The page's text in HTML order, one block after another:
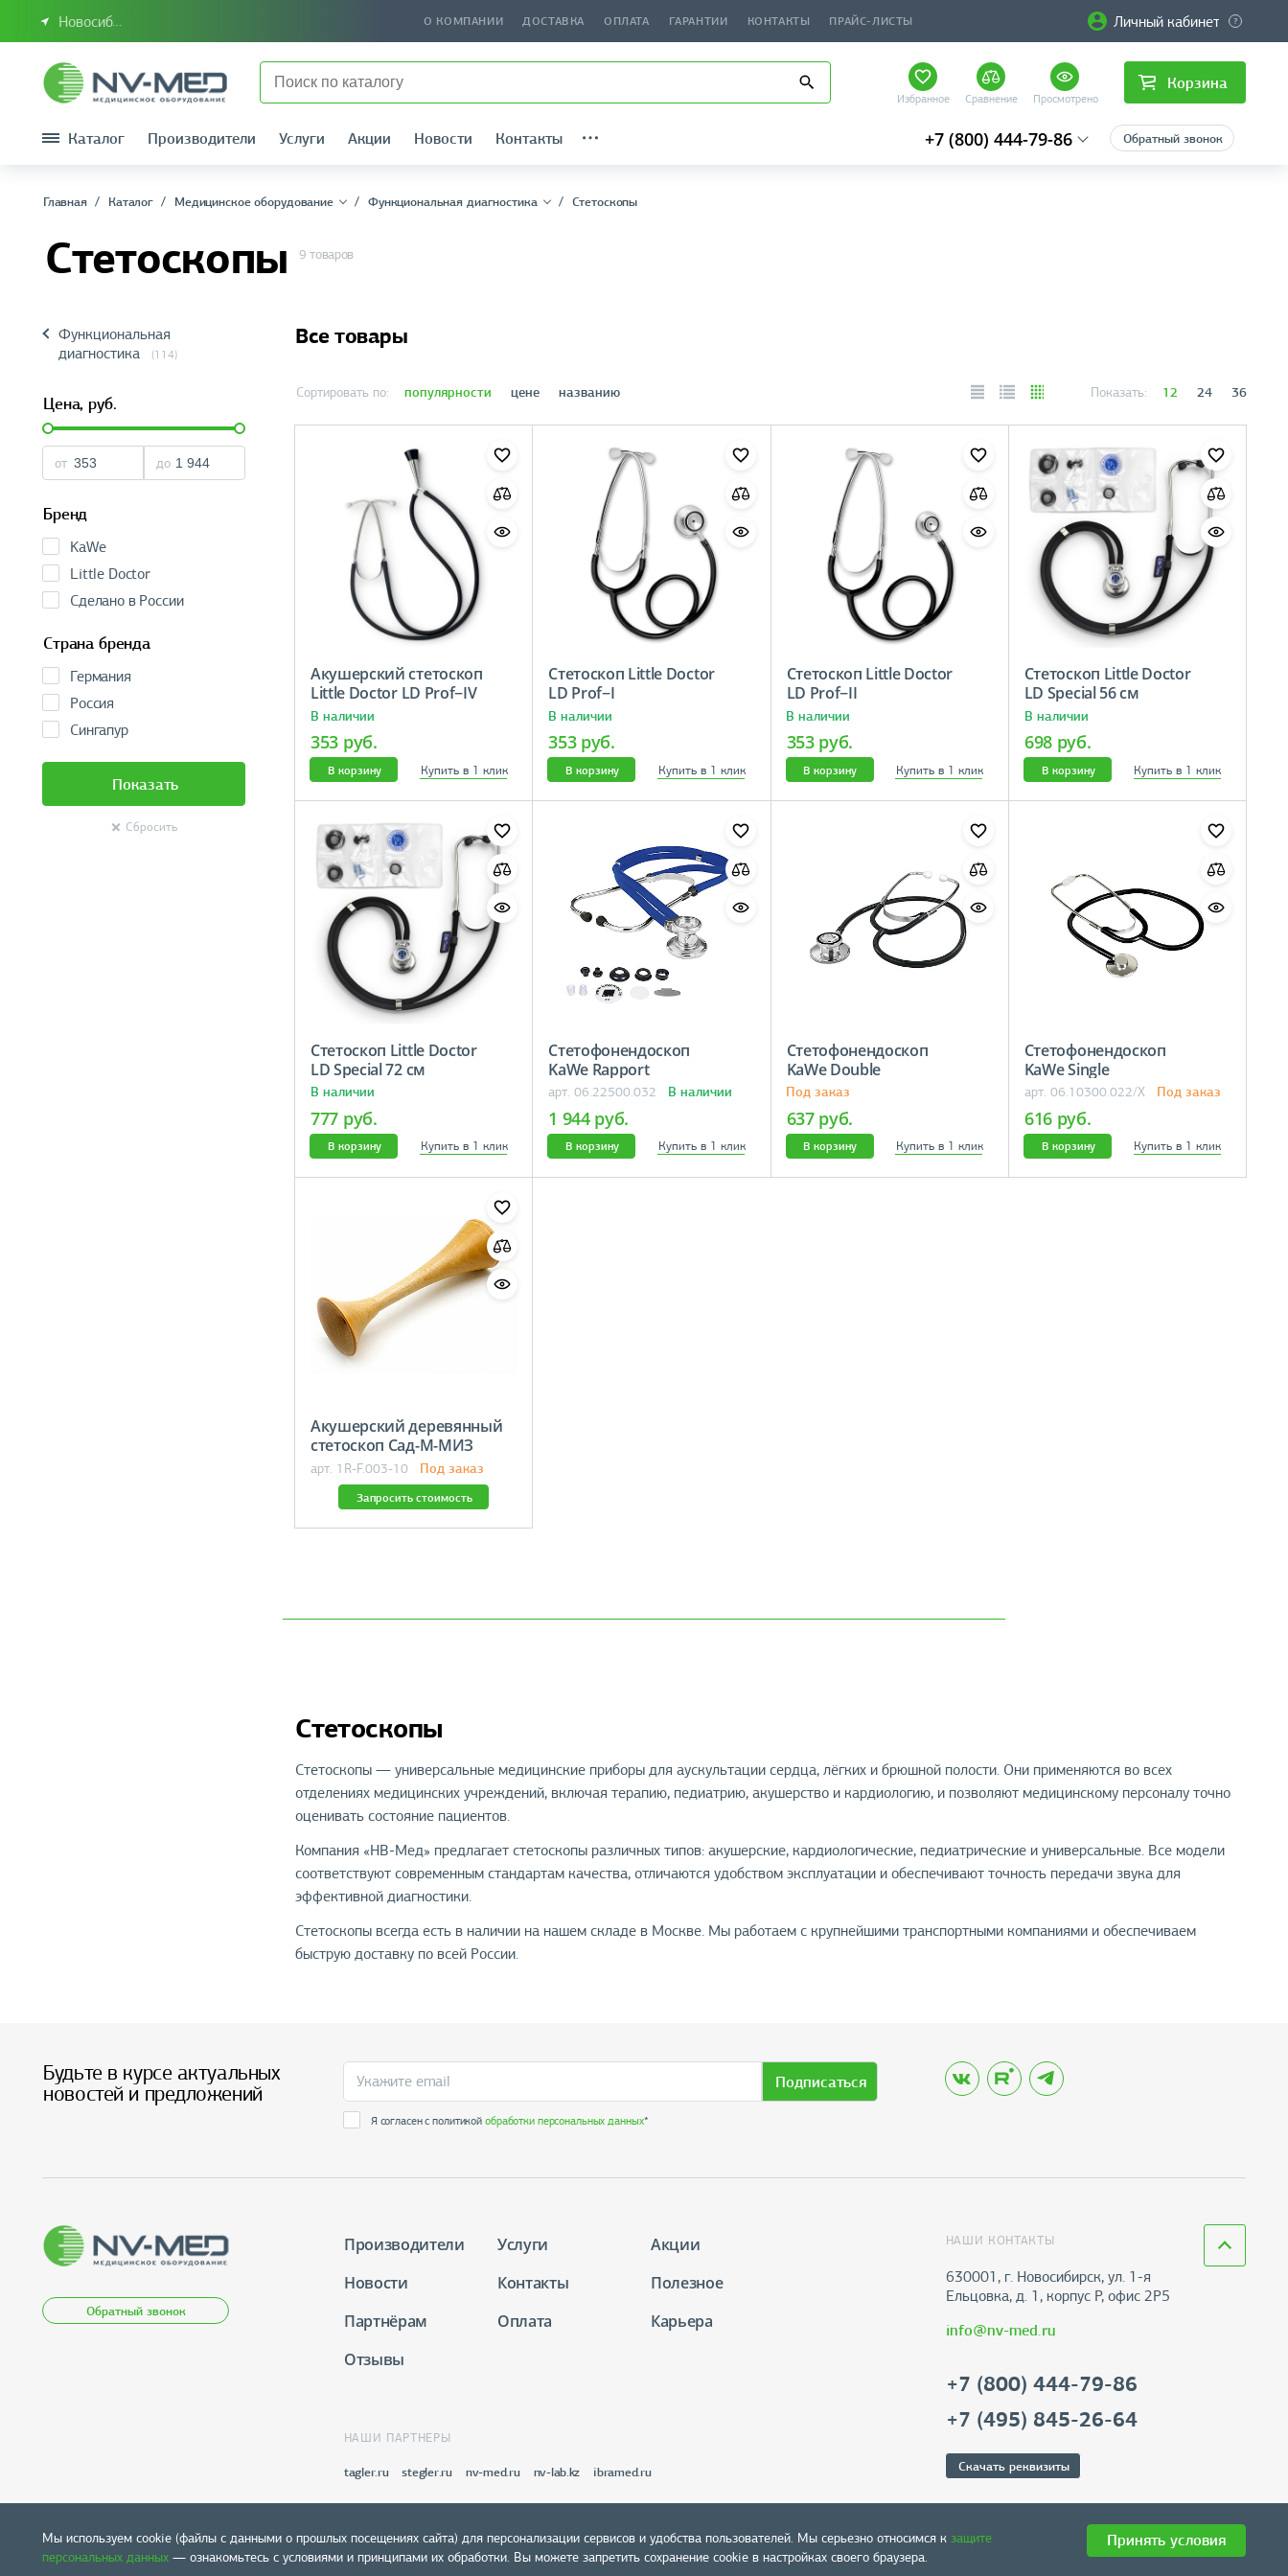
Новосибирск или Сибирский федеральный округ О КОМПАНИИ ДОСТАВКА ОПЛАТА ГАРАНТИИ КОНТАКТЫ ПРАЙС-ЛИСТЫ Личный кабинет
Избранное Сравнение Просмотрено
Корзина
Каталог Производители Услуги Акции Новости Контакты +7 (800) 444-79-86 Обратный звонок
Главная Каталог Медицинское оборудование Функциональная диагностика Стетоскопы
Стетоскопы 9 товаров
Функциональная
диагностика
(114)
Цена, руб.
от до
Бренд
KaWe
Little Doctor
Сделано в России
Страна бренда
Германия
Россия
Сингапур
Показать
Сбросить
Все товары
Сортировать по: популярности цене названию Показать: 12 24 36
Акушерский cтетоскоп
Little Doctor LD Prof−IV
В наличии
353 руб.
В корзину Купить в 1 клик
Стетоскоп Little Doctor
LD Prof−I
В наличии
353 руб.
В корзину Купить в 1 клик
Стетоскоп Little Doctor
LD Prof−II
В наличии
353 руб.
В корзину Купить в 1 клик
Стетоскоп Little Doctor
LD Special 56 см
В наличии
698 руб.
В корзину Купить в 1 клик
Стетоскоп Little Doctor
LD Special 72 см
В наличии
777 руб.
В корзину Купить в 1 клик
Стетофонендоскоп
KaWe Rapport
арт. 06.22500.032 В наличии
1 944 руб.
В корзину Купить в 1 клик
Стетофонендоскоп
KaWe Double
Под заказ
637 руб.
В корзину Купить в 1 клик
Стетофонендоскоп
KaWe Single
арт. 06.10300.022/X Под заказ
616 руб.
В корзину Купить в 1 клик
Акушерский деревянный
стетоскоп Сад-М-МИЗ
арт. 1R-F.003-10 Под заказ
Запросить стоимость
Стетоскопы
Стетоскопы — универсальные медицинские приборы для аускультации сердца, лёгких и брюшной полости. Они применяются во всех
отделениях медицинских учреждений, включая терапию, педиатрию, акушерство и кардиологию, и позволяют медицинскому персоналу точно
оценивать состояние пациентов.
Компания «НВ-Мед» предлагает стетоскопы различных типов: акушерские, кардиологические, педиатрические и универсальные. Все модели
соответствуют современным стандартам качества, отличаются удобством эксплуатации и обеспечивают точность передачи звука для
эффективной диагностики.
Стетоскопы всегда есть в наличии на нашем складе в Москве. Мы работаем с крупнейшими транспортными компаниями и обеспечиваем
быструю доставку по всей России.
Будьте в курсе актуальных
новостей и предложений
Подписаться
Я согласен с политикойобработки персональных данных*
Обратный звонок
Производители Услуги
Акции
Новости
Контакты
Полезное
Партнёрам
Оплата
Карьера
Отзывы
НАШИ ПАРТНЕРЫ
tagler.ru stegler.ru nv-med.ru nv-lab.kz ibramed.ru
НАШИ КОНТАКТЫ
630001, г. Новосибирск, ул. 1-я
Ельцовка, д. 1, корпус Р, офис 2Р5
info@nv-med.ru
+7 (800) 444-79-86
+7 (495) 845-26-64
Скачать реквизиты
© 2004-2026 NV-lab. Все права защищены. Карта сайта Политика конфиденциальности
Мы используем cookie (файлы с данными о прошлых посещениях сайта) для персонализации сервисов и удобства пользователей. Мы серьезно относимся к защите
персональных данных — ознакомьтесь с условиями и принципами их обработки. Вы можете запретить сохранение cookie в настройках своего браузера.
Принять условия